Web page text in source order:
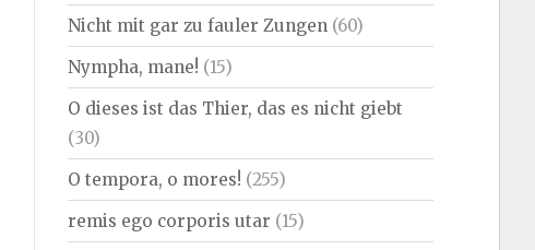
Nicht mit gar zu fauler Zungen (60)
Nympha, mane! (15)
O dieses ist das Thier, das es nicht giebt
(30)
O tempora, o mores! (255)
remis ego corporis utar (15)